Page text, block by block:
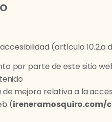
(artículo 10.2.a
por parte de este sitio
mejora relativa a la
(ireneramosquiro.com/